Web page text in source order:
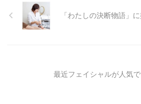
「わたしの決断物語」
最近フェイシャルが人気